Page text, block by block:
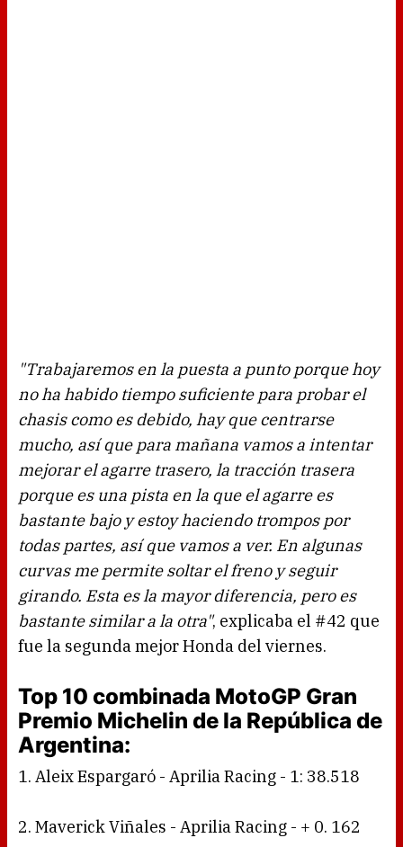
"Trabajaremos en la puesta a punto porque hoy
no ha habido tiempo suficiente para probar el
chasis como es debido, hay que centrarse
mucho, así que para mañana vamos a intentar
mejorar el agarre trasero, la tracción trasera
porque es una pista en la que el agarre es
bastante bajo y estoy haciendo trompos por
todas partes, así que vamos a ver. En algunas
curvas me permite soltar el freno y seguir
girando. Esta es la mayor diferencia, pero es
bastante similar a la otra", explicaba el #42 que
fue la segunda mejor Honda del viernes.
Top 10 combinada MotoGP Gran
Premio Michelin de la República de
Argentina:
1. Aleix Espargaró - Aprilia Racing - 1: 38.518
2. Maverick Viñales - Aprilia Racing - + 0. 162